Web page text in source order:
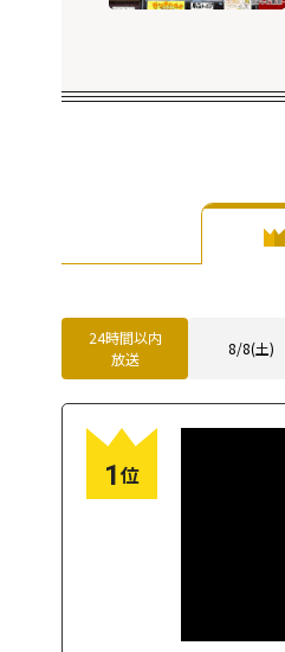
24時間以内
放送
8/8(土)
1位